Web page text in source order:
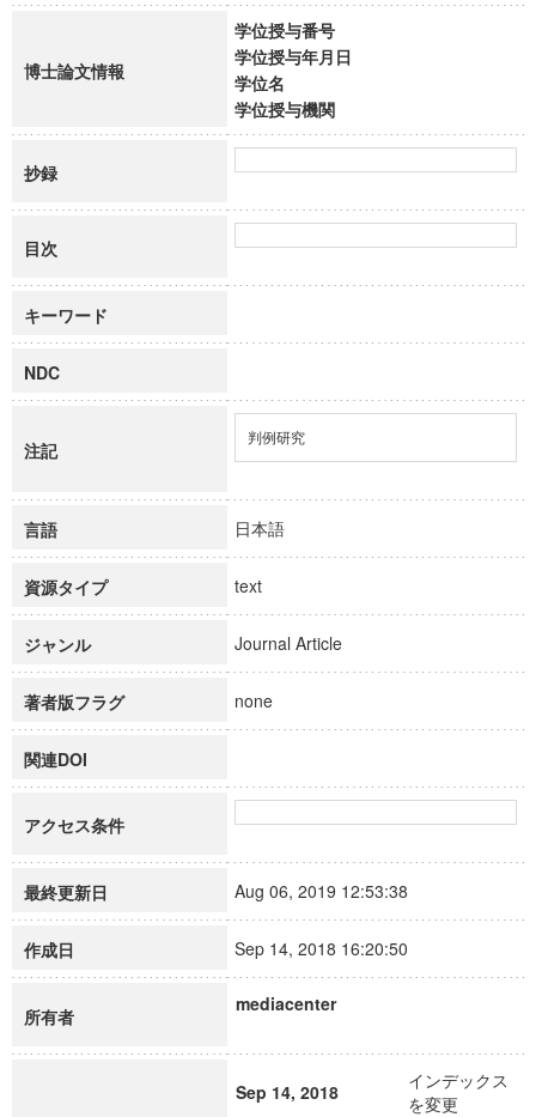
博士論文情報
学位授与番号
学位授与年月日
学位名
学位授与機関
抄録
目次
キーワード
NDC
注記
判例研究
言語 日本語
資源タイプ text
ジャンル Journal Article
著者版フラグ none
関連DOI
アクセス条件
最終更新日 Aug 06, 2019 12:53:38
作成日 Sep 14, 2018 16:20:50
所有者
mediacenter
Sep 14, 2018
インデックス
を変更